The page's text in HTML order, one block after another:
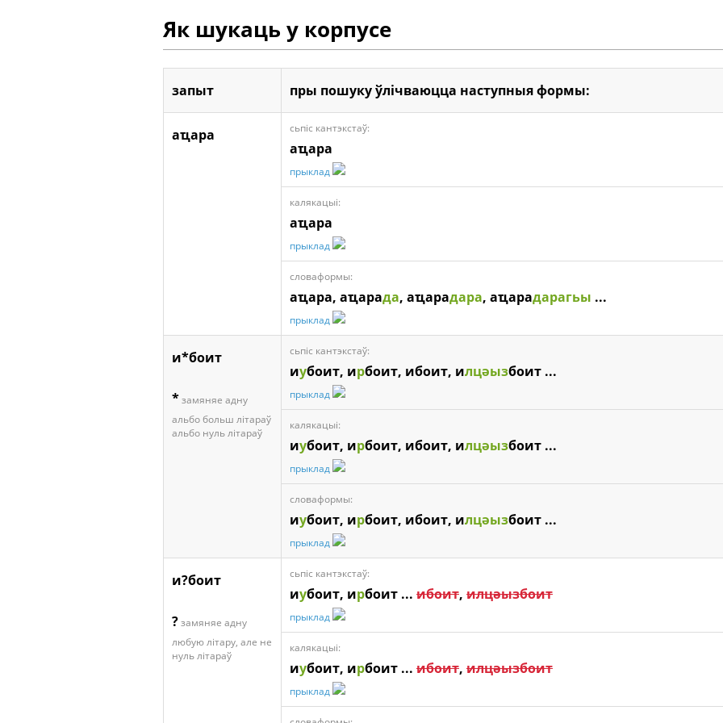
Як шукаць у корпусе
запыт пры пошуку ўлічваюцца наступныя формы:
аҵара сьпіс кантэкстаў:
аҵара
прыклад
калякацыі:
аҵара
прыклад
словаформы:
аҵара, аҵарада, аҵарадара, аҵарадарагьы ...
прыклад
и*боит
*замяняе адну
альбо больш літараў
альбо нуль літараў
сьпіс кантэкстаў:
иубоит, ирбоит, ибоит, илцәызбоит ...
прыклад
калякацыі:
иубоит, ирбоит, ибоит, илцәызбоит ...
прыклад
словаформы:
иубоит, ирбоит, ибоит, илцәызбоит ...
прыклад
и?боит
?замяняе адну
любую літару, але не
нуль літараў
сьпіс кантэкстаў:
иубоит, ирбоит ... ибоит, илцәызбоит
прыклад
калякацыі:
иубоит, ирбоит ... ибоит, илцәызбоит
прыклад